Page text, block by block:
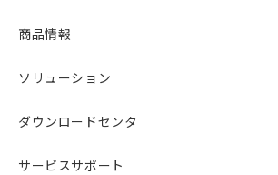
商品情報
ソリューション
ダウンロードセンタ
サービスサポート